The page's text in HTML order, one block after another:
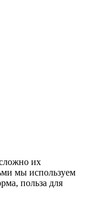
их
мы используем
польза для